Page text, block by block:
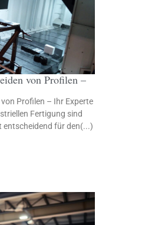
von Profilen –
Profilen – Ihr Experte
Fertigung sind
entscheidend für den(...)